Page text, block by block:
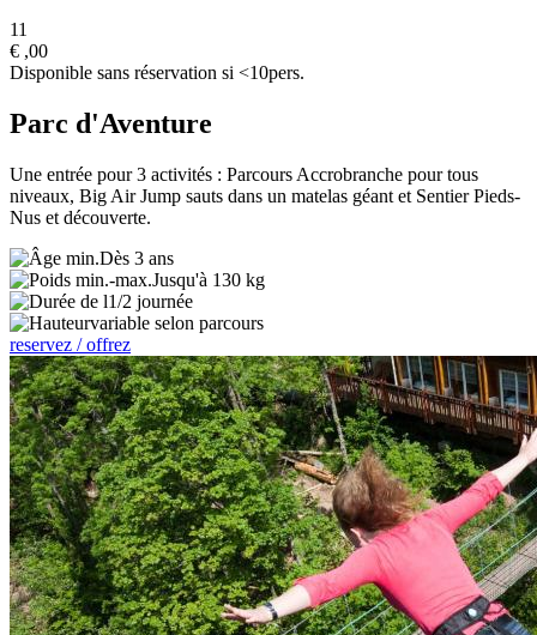
11
€ ,00
Disponible sans réservation si <10pers.
Parc d'Aventure
Une entrée pour 3 activités : Parcours Accrobranche pour tous
niveaux, Big Air Jump sauts dans un matelas géant et Sentier Pieds-
Nus et découverte.
Dès 3 ans
Jusqu'à 130 kg
1/2 journée
variable selon parcours
reservez / offrez